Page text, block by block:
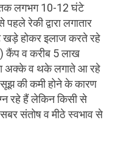
लगभग 10-12 घंटे
रेकी द्वारा लगातार
खड़े होकर इलाज करते रहे
कैंप व करीब 5 लाख
अक्के व थके लगाते आ रहे
की कमी होने के कारण
रहे हैं लेकिन किसी से
सबर संतोष व मीठे स्वभाव से